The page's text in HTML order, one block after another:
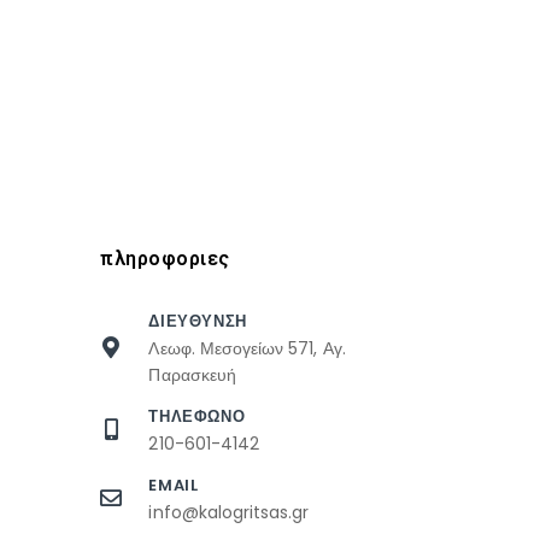
πληροφοριες
ΔΙΕΥΘΥΝΣΗ
Λεωφ. Μεσογείων 571, Αγ.
Παρασκευή
ΤΗΛΕΦΩΝΟ
210-601-4142
EMAIL
info@kalogritsas.gr